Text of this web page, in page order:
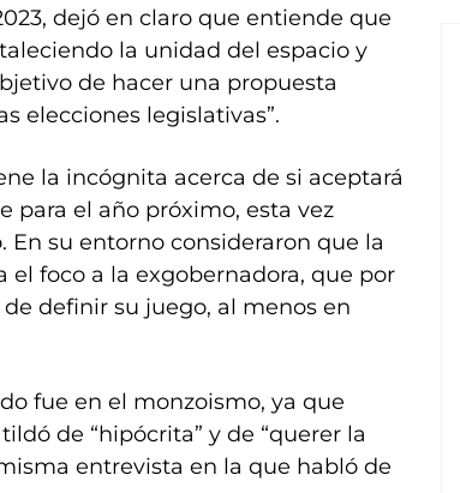
dejó en claro que entiende que
la unidad del espacio y
de hacer una propuesta
elecciones legislativas”.
la incógnita acerca de si aceptará
para el año próximo, esta vez
su entorno consideraron que la
foco a la exgobernadora, que por
definir su juego, al menos en
fue en el monzoismo, ya que
de “hipócrita” y de “querer la
entrevista en la que habló de